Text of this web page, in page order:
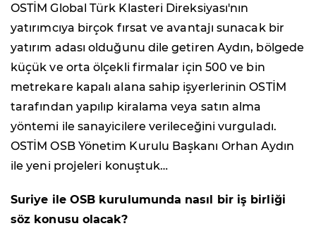
OSTİM Global Türk Klasteri Direksiyası'nın
yatırımcıya birçok fırsat ve avantajı sunacak bir
yatırım adası olduğunu dile getiren Aydın, bölgede
küçük ve orta ölçekli firmalar için 500 ve bin
metrekare kapalı alana sahip işyerlerinin OSTİM
tarafından yapılıp kiralama veya satın alma
yöntemi ile sanayicilere verileceğini vurguladı.
OSTİM OSB Yönetim Kurulu Başkanı Orhan Aydın
ile yeni projeleri konuştuk…
Suriye ile OSB kurulumunda nasıl bir iş birliği
söz konusu olacak?